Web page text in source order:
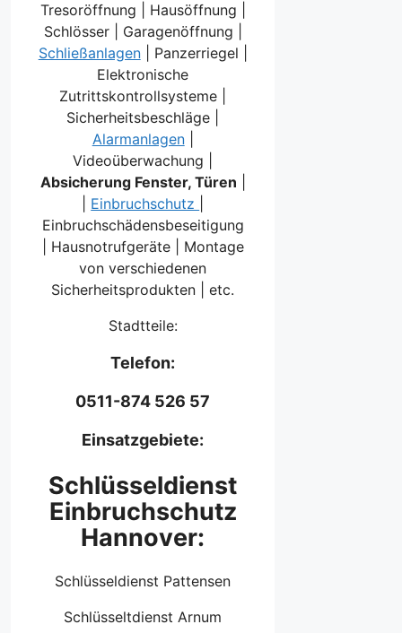
Tresoröffnung | Hausöffnung |
Schlösser | Garagenöffnung |
Schließanlagen| Panzerriegel |
Elektronische
Zutrittskontrollsysteme |
Sicherheitsbeschläge |
Alarmanlagen|
Videoüberwachung |
Absicherung Fenster, Türen
Einbruchschutz
Einbruchschädensbeseitigung
| Hausnotrufgeräte | Montage
von verschiedenen
Sicherheitsprodukten | etc.
Stadtteile:
Telefon:
0511-874 526 57
Einsatzgebiete:
Schlüsseldienst
Einbruchschutz
Hannover:
Schlüsseldienst Pattensen
Schlüsseltdienst Arnum